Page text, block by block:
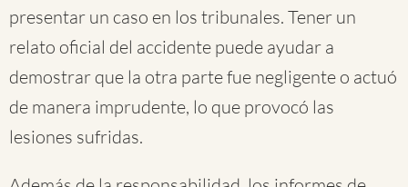
presentar un caso en los tribunales. Tener un
relato oficial del accidente puede ayudar a
demostrar que la otra parte fue negligente o actuó
de manera imprudente, lo que provocó las
lesiones sufridas.